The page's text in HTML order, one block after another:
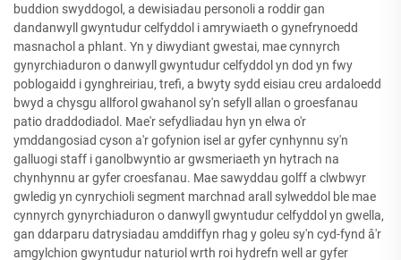
buddion swyddogol, a dewisiadau personoli a roddir gan
dandanwyll gwyntudur celfyddol i amrywiaeth o gynefrynoedd
masnachol a phlant. Yn y diwydiant gwestai, mae cynnyrch
gynyrchiaduron o danwyll gwyntudur celfyddol yn dod yn fwy
poblogaidd i gynghreiriau, trefi, a bwyty sydd eisiau creu ardaloedd
bwyd a chysgu allforol gwahanol sy'n sefyll allan o groesfanau
patio draddodiadol. Mae'r sefydliadau hyn yn elwa o'r
ymddangosiad cyson a'r gofynion isel ar gyfer cynhynnu sy'n
galluogi staff i ganolbwyntio ar gwsmeriaeth yn hytrach na
chynhynnu ar gyfer croesfanau. Mae sawyddau golff a clwbwyr
gwledig yn cynrychioli segment marchnad arall sylweddol ble mae
cynnyrch gynyrchiaduron o danwyll gwyntudur celfyddol yn gwella,
gan ddarparu datrysiadau amddiffyn rhag y goleu sy'n cyd-fynd â'r
amgylchion gwyntudur naturiol wrth roi hydrefn well ar gyfer